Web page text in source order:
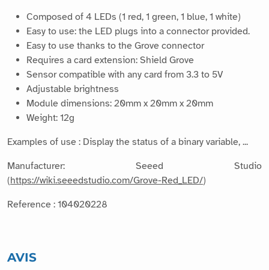
Composed of 4 LEDs (1 red, 1 green, 1 blue, 1 white)
Easy to use: the LED plugs into a connector provided.
Easy to use thanks to the Grove connector
Requires a card extension: Shield Grove
Sensor compatible with any card from 3.3 to 5V
Adjustable brightness
Module dimensions: 20mm x 20mm x 20mm
Weight: 12g
Examples of use : Display the status of a binary variable, ...
Manufacturer: Seeed Studio
(https://wiki.seeedstudio.com/Grove-Red_LED/)
Reference : 104020228
AVIS